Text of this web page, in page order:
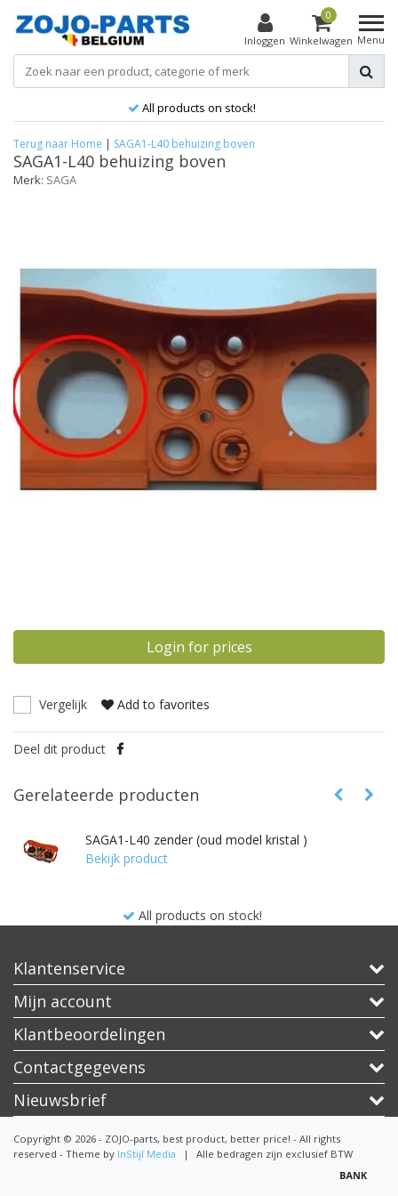
Inloggen
0
Winkelwagen Menu
All products on stock!
Terug naar Home | SAGA1-L40 behuizing boven
SAGA1-L40 behuizing boven
Merk: SAGA
Login for prices
Vergelijk Add to favorites
Deel dit product
Gerelateerde producten
SAGA1-L40 zender (oud model kristal )
Bekijk product
All products on stock!
Klantenservice
Mijn account
Klantbeoordelingen
Contactgegevens
Nieuwsbrief
Copyright © 2026 - ZOJO-parts, best product, better price! - All rights
reserved - Theme by InStijl Media | Alle bedragen zijn exclusief BTW